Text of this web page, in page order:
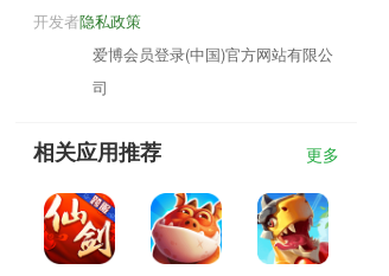
隐私政策
开发者
爱博会员登录(中国)官方网站有限公
司
相关应用推荐 更多